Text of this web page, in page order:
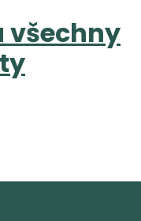
všechny